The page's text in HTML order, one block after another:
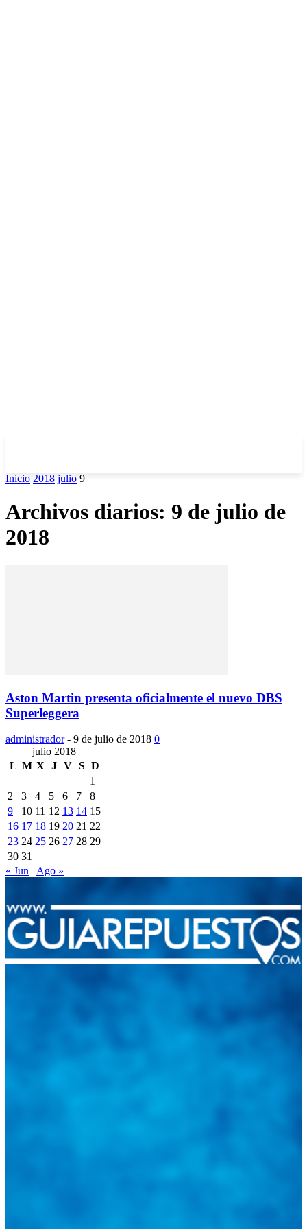
Inicio 2018 julio 9
Archivos diarios: 9 de julio de
2018
Aston Martin presenta oficialmente el nuevo DBS
Superleggera
administrador - 9 de julio de 2018 0
julio 2018
L M X J V S D
1
2
3 4 5 6 7
8
9
10 11 12 13 14 15
16 17 18 19 20 21 22
23 24 25 26 27 28 29
30 31
« Jun
Ago »